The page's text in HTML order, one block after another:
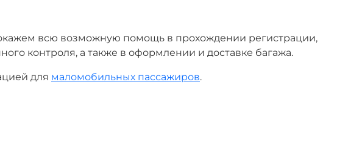
всю возможную помощь в прохождении регистрации,
контроля, а также в оформлении и доставке багажа.
для маломобильных пассажиров.